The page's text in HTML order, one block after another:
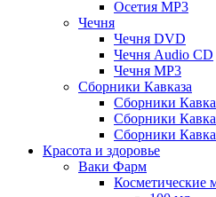
Осетия MP3
Чечня
Чечня DVD
Чечня Audio CD
Чечня MP3
Сборники Кавказа
Сборники
Сборники
Сборники
Красота и здоровье
Ваки Фарм
Косметические